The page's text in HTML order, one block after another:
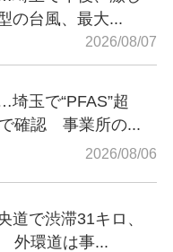
の台風、最大...
2026/08/07
玉で“PFAS”超
確認 事業所の...
2026/08/06
道で渋滞31キロ、
外環道は事...